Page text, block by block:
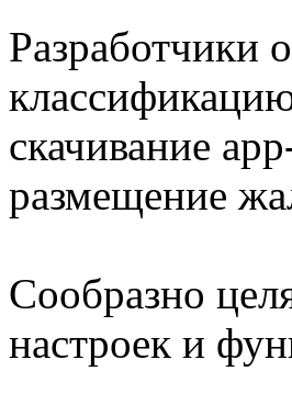
Разработчики
скачивание
размещение
Сообразно
настроек и